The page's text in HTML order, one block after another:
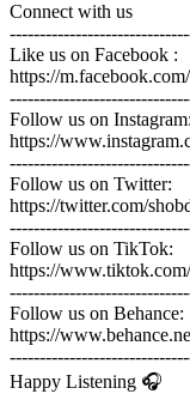
Connect with us
Like us on Facebook :
https://
Follow us on Instagram:
https://
Follow us on Twitter:
https://twitter.com/
Follow us on TikTok:
https://
Follow us on Behance:
https://
Happy Listening 🎧